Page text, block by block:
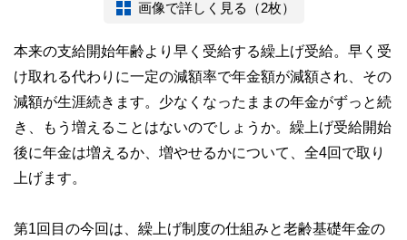
画像で詳しく見る（2枚）
本来の支給開始年齢より早く受給する繰上げ受給。早く受
け取れる代わりに一定の減額率で年金額が減額され、その
減額が生涯続きます。少なくなったままの年金がずっと続
き、もう増えることはないのでしょうか。繰上げ受給開始
後に年金は増えるか、増やせるかについて、全4回で取り
上げます。
第1回目の今回は、繰上げ制度の仕組みと老齢基礎年金の